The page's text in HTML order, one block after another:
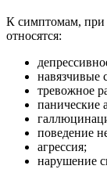
К симптомам, при
относятся:
навязчивые
тревожное
панические
поведение
агрессия;
нарушение